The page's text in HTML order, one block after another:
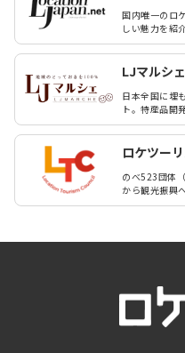
国内唯一のロ
しい魅力を紹
LJマルシェ
日本全国に埋
ト。特産品開
ロケツー
のべ523団体
から観光振興